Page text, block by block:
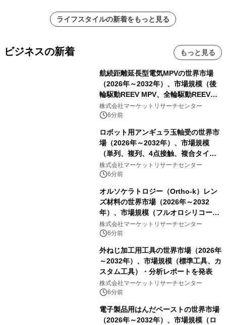
ライフスタイルの新着をもっと見る
ビジネスの新着 もっと見る
航続距離延長型電気MPVの世界市場
（2026年～2032年）、市場規模（後
輪駆動REEV MPV、全輪駆動REEV
MPV）・分析レポートを発表
株式会社マーケットリサーチセンター
6分前
ロボット用アンギュラ玉軸受の世界市
場（2026年～2032年）、市場規模
（単列、複列、4点接触、複合タイ
プ）・分析レポートを発表
株式会社マーケットリサーチセンター
6分前
オルソケラトロジー（Ortho-k）レン
ズ材料の世界市場（2026年～2032
年）、市場規模（フルオロシリコーン
アクリレート、シリコーンアクリレー
ト、その他）・分析レポートを発表
株式会社マーケットリサーチセンター
6分前
外ねじ加工用工具の世界市場（2026年
～2032年）、市場規模（標準工具、カ
スタム工具）・分析レポートを発表
株式会社マーケットリサーチセンター
6分前
電子製品用はんだペーストの世界市場
（2026年～2032年）、市場規模（ロ